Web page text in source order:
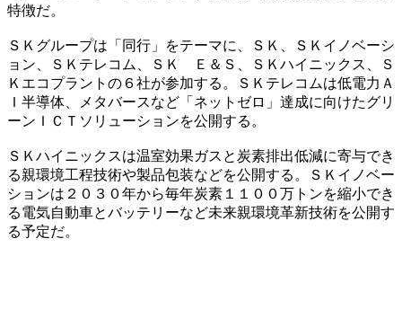
特徴だ。
ＳＫグループは「同行」をテーマに、ＳＫ、ＳＫイノベーシ
ョン、ＳＫテレコム、ＳＫ Ｅ＆Ｓ、ＳＫハイニックス、Ｓ
Ｋエコプラントの６社が参加する。ＳＫテレコムは低電力Ａ
Ｉ半導体、メタバースなど「ネットゼロ」達成に向けたグリ
ーンＩＣＴソリューションを公開する。
ＳＫハイニックスは温室効果ガスと炭素排出低減に寄与でき
る親環境工程技術や製品包装などを公開する。ＳＫイノベー
ションは２０３０年から毎年炭素１１００万トンを縮小でき
る電気自動車とバッテリーなど未来親環境革新技術を公開す
る予定だ。